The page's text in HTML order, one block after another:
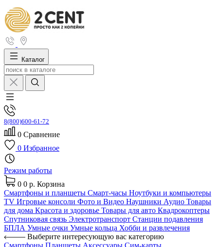
Каталог
8(800)600-61-72
0 Сравнение
0 Избранное
Режим работы
0 0 р. Корзина
Смартфоны и планшеты Смарт-часы Ноутбуки и компьютеры
TV Игровые консоли Фото и Видео Наушники Аудио Товары
для дома Красота и здоровье Товары для авто Квадрокоптеры
Спутниковая связь Электротранспорт Станции подавления
БПЛА Умные очки Умные кольца Хобби и развлечения
Выберите интересующую вас категорию
Смартфоны Планшеты Аксессуары Сим-карты